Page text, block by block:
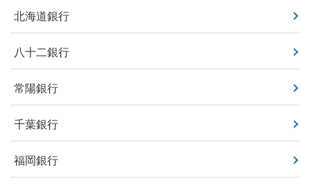
北海道銀行
八十二銀行
常陽銀行
千葉銀行
福岡銀行